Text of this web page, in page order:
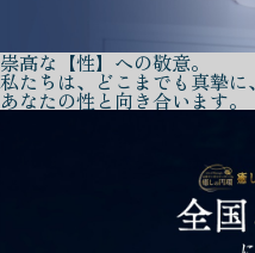
崇高な【性】への敬意。
私たちは、どこまでも真摯に、
あなたの性と向き合います。